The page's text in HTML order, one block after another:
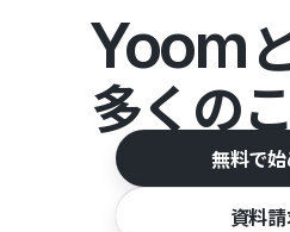
Yoom
多くの
無料で始
資料